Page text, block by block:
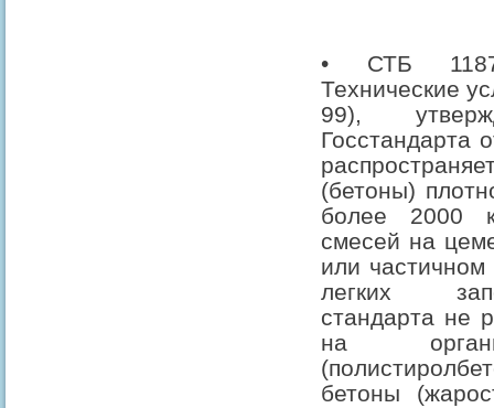
• СТБ
Технические
99),
Госстандарта
(бетоны)
более 2000
смесей на
или частичном
легких
стандарта не
на
бетоны